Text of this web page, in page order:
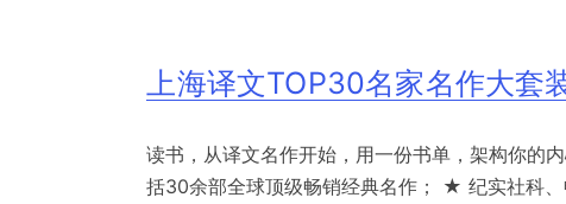
上海译文TOP30名家名作大套
读书，从译文名作开始，用一份书单，架构你的
括30余部全球顶级畅销经典名作； ★ 纪实社科